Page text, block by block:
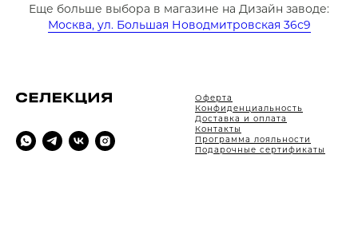
Еще больше выбора в магазине на Дизайн заводе:
Москва, ул. Большая Новодмитровская 36с9
Оферта
Конфиденциальность
Доставка и оплата
Контакты
Программа лояльности
Подарочные сертификаты